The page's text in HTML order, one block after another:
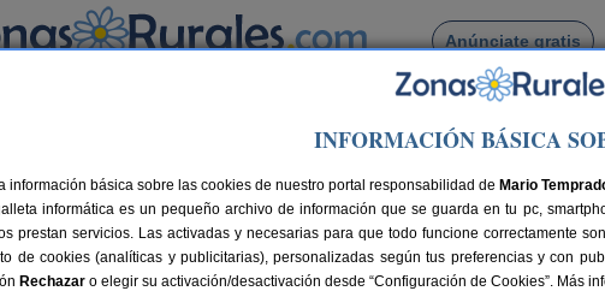
Anúnciate gratis
Busca por pueblo
> Casa Rural Lantxurda
Rural Lantxurda
Rural en Abínzano (Navarra)
completo 16+2 plazas 25 km de Pamplona Compartir:
INFORMACIÓN BÁSICA
información básica sobre las cookies de nuestro portal responsabilidad de Mario
informática es un pequeño archivo de información que se guarda en tu pc,
prestan servicios. Las activadas y necesarias para que todo funcione correctamente
de cookies (analíticas y publicitarias), personalizadas según tus preferencias y con
Rechazar o elegir su activación/desactivación desde “Configuración de Cookies”. Más